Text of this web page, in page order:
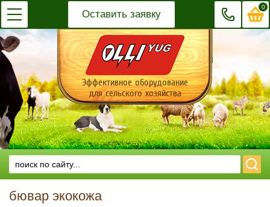
Оставить заявку
0
Эффективное оборудование
для сельского хозяйства
бювар экокожа